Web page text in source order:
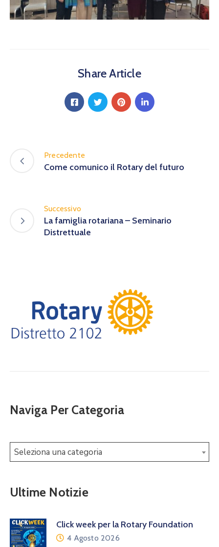
Share Article
Precedente
Come comunico il Rotary del futuro
Successivo
La famiglia rotariana – Seminario
Distrettuale
Naviga Per Categoria
Seleziona una categoria
Ultime Notizie
Click week per la Rotary Foundation
4 Agosto 2026